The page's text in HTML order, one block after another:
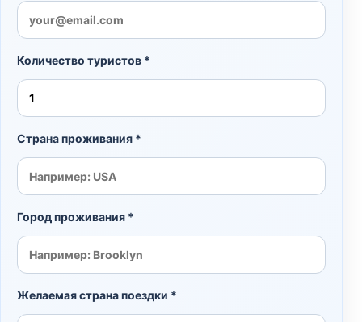
Количество туристов *
Страна проживания *
Город проживания *
Желаемая страна поездки *